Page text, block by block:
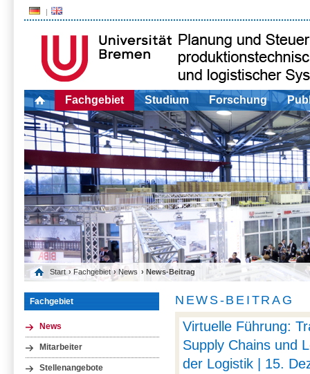
Fachgebiet Studium Forschung
Start › Fachgebiet › News › News-Beitrag
Fachgebiet
News
Mitarbeiter
Stellenangebote
NEWS-BEITRAG
Virtuelle Führung:
Supply Chains und
der Logistik | 15.